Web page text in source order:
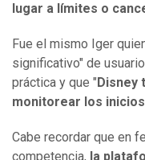
lugar a límites o
Fue el mismo Iger
significativo" de
práctica y que " Disney
monitorear los
Cabe recordar que en
competencia, la